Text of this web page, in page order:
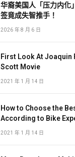
华裔美国人「压力内化
签竟成失智推手！
2026 年 8 月 6 日
First Look At Joaquin
Scott Movie
2021 年 1 月 14 日
How to Choose the
According to Bike
2021 年 1 月 14 日